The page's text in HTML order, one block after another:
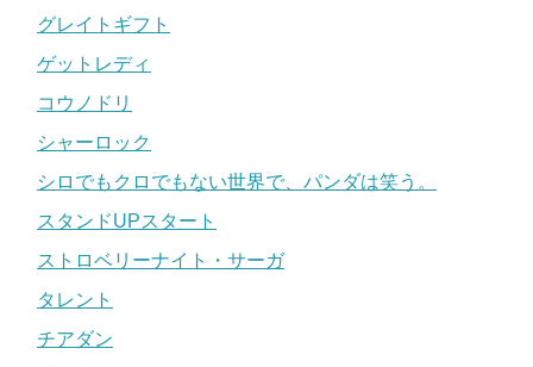
グレイトギフト
ゲットレディ
コウノドリ
シャーロック
シロでもクロでもない世界で、パンダは笑う。
スタンドUPスタート
ストロベリーナイト・サーガ
タレント
チアダン